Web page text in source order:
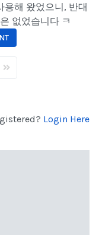
용해 왔었으니, 반대
없었습니다 ㅋ
Last Page
Login Here